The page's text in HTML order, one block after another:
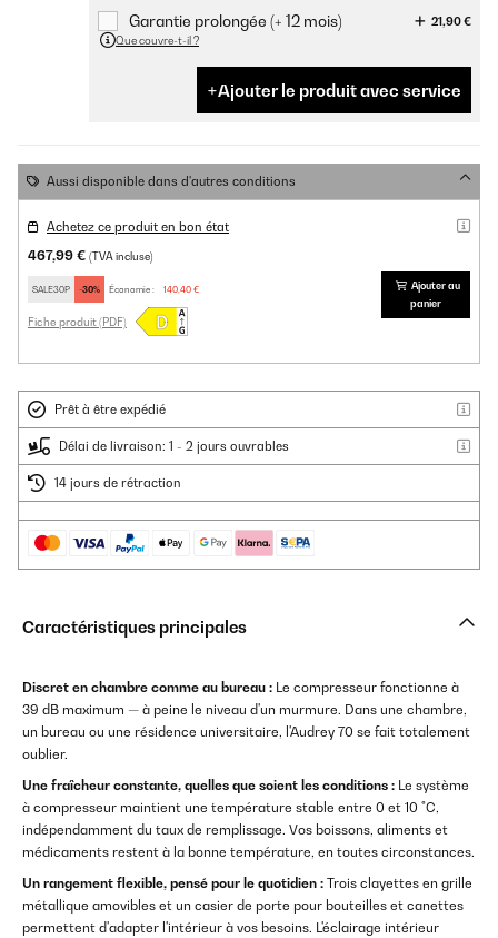
Garantie prolongée (+ 12 mois)
21,90 €
Que couvre-t-il ?
Ajouter le produit avec service
Aussi disponible dans d'autres conditions
Achetez ce produit en bon état
467,99 € (TVA incluse)
SALE30P -30% Économie : 140,40 €
Fiche produit (PDF)
Ajouter au
panier
Prêt à être expédié
Délai de livraison: 1 - 2 jours ouvrables
14 jours de rétraction
Caractéristiques principales
Discret en chambre comme au bureau : Le compresseur fonctionne à
39 dB maximum — à peine le niveau d'un murmure. Dans une chambre,
un bureau ou une résidence universitaire, l'Audrey 70 se fait totalement
oublier.
Une fraîcheur constante, quelles que soient les conditions : Le système
à compresseur maintient une température stable entre 0 et 10 °C,
indépendamment du taux de remplissage. Vos boissons, aliments et
médicaments restent à la bonne température, en toutes circonstances.
Un rangement flexible, pensé pour le quotidien : Trois clayettes en grille
métallique amovibles et un casier de porte pour bouteilles et canettes
permettent d'adapter l'intérieur à vos besoins. L'éclairage intérieur